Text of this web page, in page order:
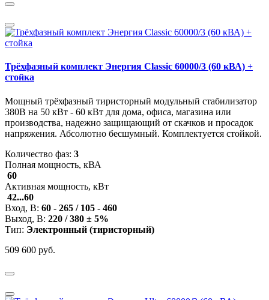
Трёхфазный комплект Энергия Classic 60000/3 (60 кВА) +
стойка
Мощный трёхфазный тиристорный модульный стабилизатор
380В на 50 кВт - 60 кВт для дома, офиса, магазина или
производства, надежно защищающий от скачков и просадок
напряжения. Абсолютно бесшумный. Комплектуется стойкой.
Количество фаз: 3
Полная мощность, кВА
60
Активная мощность, кВт
42...60
Вход, В: 60 - 265 / 105 - 460
Выход, В: 220 / 380 ± 5%
Тип: Электронный (тиристорный)
509 600 руб.